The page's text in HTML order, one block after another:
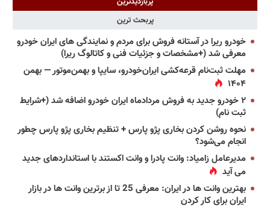
پربحث ترین
خودرو ریرا در آستانه فروش برای مردم و نمایندگی های ایران خودرو
معرفی شد (+مشخصات و جزئیات فنی و کاتالوگ ریرا)
مهلت ثبت‌نام قرعه‌کشی ایران‌خودرو، سایپا و بهمن‌موتور — بهمن
۱۴۰۴
۲ خودرو جدید به فروش مردادماه ایران خودرو اضافه شد (+شرایط
ثبت نام)
نحوه روشن کردن بخاری پژو پارس + تنظیم بخاری پژو پارس چطور
انجام می‌شود؟
مدیرعامل زامیاد: وانت پادرا و وانت اکستند با استانداردهای جدید
می آید
بهترین وانت ها در ایران: معرفی 25 تا از برترین وانت ها در بازار
ایران برای کار کردن